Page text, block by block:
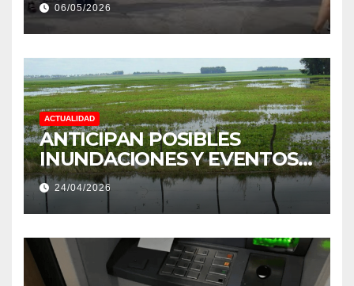
PRODUCCIÓN DE LA
PROVINCIA DEL CHACO
06/05/2026
ACTUALIDAD
ANTICIPAN POSIBLES
INUNDACIONES Y EVENTOS
EXTREMOS: “PODRÍA SER UN
NIÑO MUY IMPORTANTE”
24/04/2026